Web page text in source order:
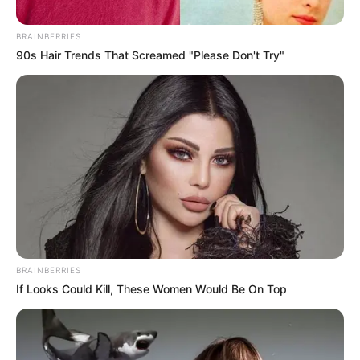
Medellín.
RCN
Niño de siete años estaría siendo maltratado verbalmente
Por:Mateo Zapata Correa
Abril 29, 2024
BRAINBERRIES
90s Hair Trends That Screamed "Please Don't Try"
BRAINBERRIES
If Looks Could Kill, These Women Would Be On Top